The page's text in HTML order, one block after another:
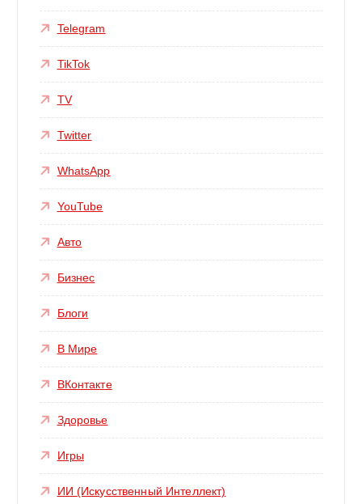
Telegram
TikTok
TV
Twitter
WhatsApp
YouTube
Авто
Бизнес
Блоги
В Мире
ВКонтакте
Здоровье
Игры
ИИ (Искусственный Интеллект)